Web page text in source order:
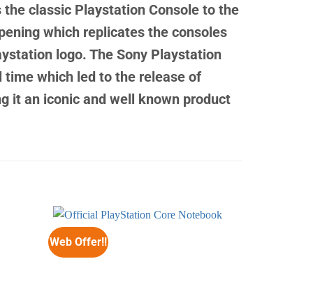
classic Playstation Console to the
which replicates the consoles
logo. The Sony Playstation
which led to the release of
it an iconic and well known product
Web Offer!!